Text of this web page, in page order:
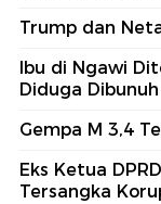
Trump dan
Ibu di Ngawi
Diduga
Gempa M 3,4
Eks Ketua
Tersangka